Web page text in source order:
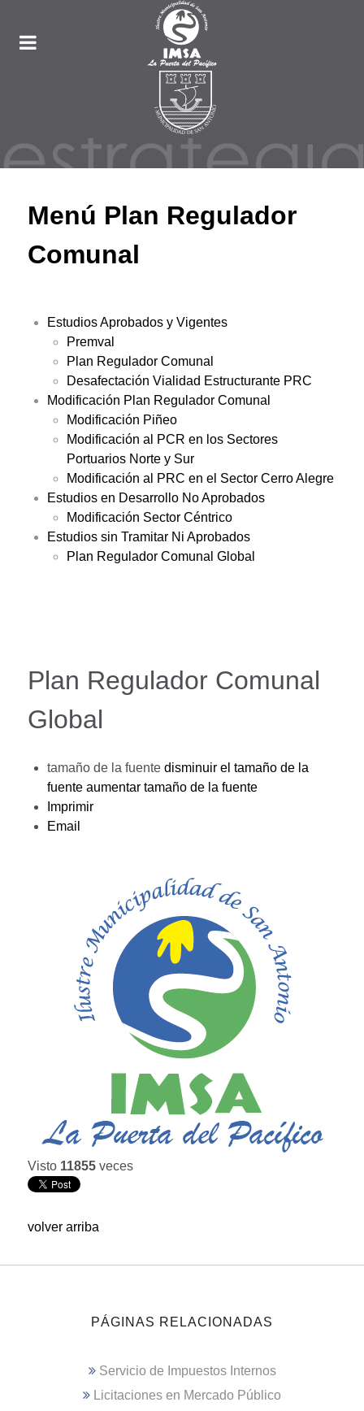
Menú Plan Regulador
Comunal
Estudios Aprobados y Vigentes
Premval
Plan Regulador Comunal
Desafectación Vialidad Estructurante PRC
Modificación Plan Regulador Comunal
Modificación Piñeo
Modificación al PCR en los Sectores
Portuarios Norte y Sur
Modificación al PRC en el Sector Cerro Alegre
Estudios en Desarrollo No Aprobados
Modificación Sector Céntrico
Estudios sin Tramitar Ni Aprobados
Plan Regulador Comunal Global
Plan Regulador Comunal
Global
tamaño de la fuente disminuir el tamaño de la
fuente aumentar tamaño de la fuente
Imprimir
Email
Visto 11855 veces
volver arriba
PÁGINAS RELACIONADAS
Servicio de Impuestos Internos
Licitaciones en Mercado Público